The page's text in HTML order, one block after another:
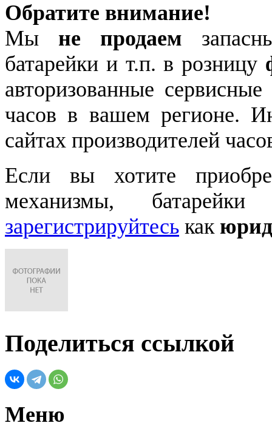
Обратите внимание!
Мы не продаем
батарейки и т.п. в розницу
авторизованные
часов в вашем регионе.
сайтах производителей
Если вы хотите
механизмы,
зарегистрируйтесь как
Поделиться ссылкой
Меню